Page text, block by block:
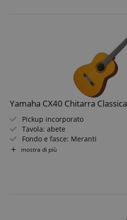
Yamaha CX40 Chitarra Classica
Pickup incorporato
Tavola: abete
Fondo e fasce: Meranti
Manico: Nato
mostra di più
FPGSID